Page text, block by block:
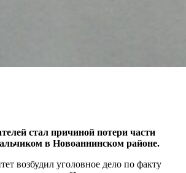
стал причиной потери части
в Новоаннинском районе.
возбудил уголовное дело по факту